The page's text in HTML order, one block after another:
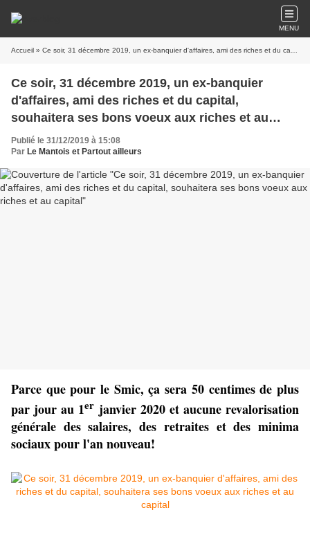
MENU
Accueil » Ce soir, 31 décembre 2019, un ex-banquier d'affaires, ami des riches et du capital, souhaitera ses bons voeux aux riches et au capital
Ce soir, 31 décembre 2019, un ex-banquier
d'affaires, ami des riches et du capital,
souhaitera ses bons voeux aux riches et au
capital
Publié le 31/12/2019 à 15:08
Par Le Mantois et Partout ailleurs
Parce que pour le Smic, ça sera 50 centimes de plus
par jour au 1er janvier 2020 et aucune revalorisation
générale des salaires, des retraites et des minima
sociaux pour l'an nouveau!